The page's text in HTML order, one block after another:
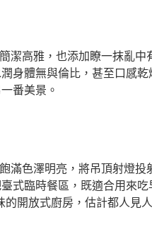
高雅，也添加瞭一抹亂中
身體無與倫比，甚至口感
番美景。
滿色澤明亮，將吊頂射燈
式臨時餐區，既適合用來
開放式廚房，估計都人見